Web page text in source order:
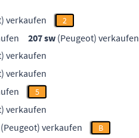
verkaufen 2
207 sw (Peugeot) verkaufen
verkaufen
verkaufen
5
verkaufen
(Peugeot) verkaufen B